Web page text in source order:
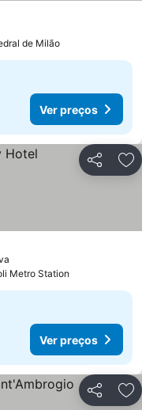
de Milão
Ver preços
Partilhar
Metro Station
Ver preços
Partilhar